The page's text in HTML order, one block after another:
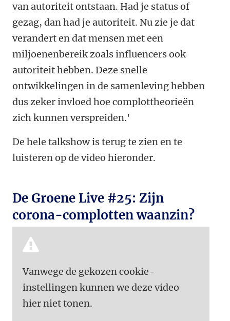
van autoriteit ontstaan. Had je status of
gezag, dan had je autoriteit. Nu zie je dat
verandert en dat mensen met een
miljoenenbereik zoals influencers ook
autoriteit hebben. Deze snelle
ontwikkelingen in de samenleving hebben
dus zeker invloed hoe complottheorieën
zich kunnen verspreiden.'
De hele talkshow is terug te zien en te
luisteren op de video hieronder.
De Groene Live #25: Zijn
corona-complotten waanzin?
Vanwege de gekozen cookie-
instellingen kunnen we deze video
hier niet tonen.